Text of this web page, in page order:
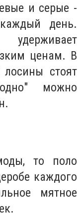
и серые -
день.
ценам. В
стоят
можно
то поло
каждого
мятное